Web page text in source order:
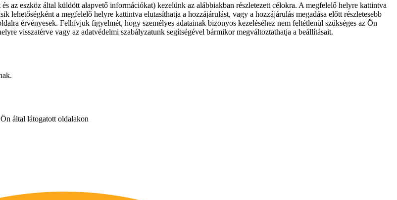
az eszköz által küldött alapvető információkat) kezelünk az alábbiakban részletezett célokra. A megfelelő helyre kattintva
lehetőségként a megfelelő helyre kattintva elutasíthatja a hozzájárulást, vagy a hozzájárulás megadása előtt részletesebb
érvényesek. Felhívjuk figyelmét, hogy személyes adatainak bizonyos kezeléséhez nem feltétlenül szükséges az Ön
visszatérve vagy az adatvédelmi szabályzatunk segítségével bármikor megváltoztathatja a beállításait.
által látogatott oldalakon